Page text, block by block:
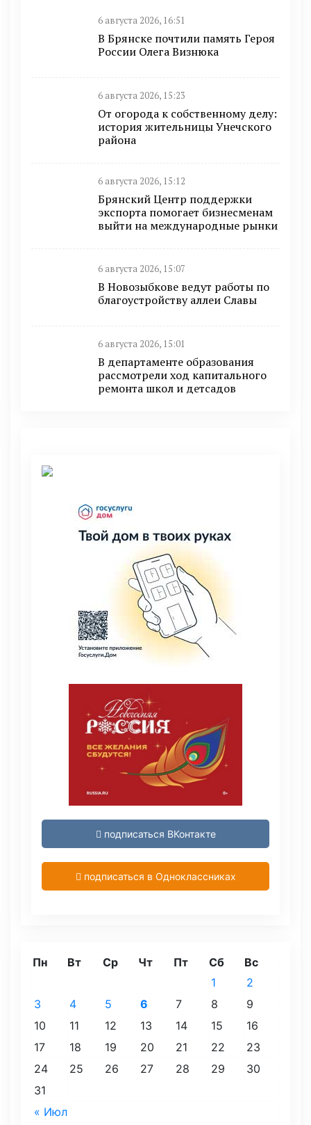
6 августа 2026, 16:51
В Брянске почтили память Героя
России Олега Визнюка
6 августа 2026, 15:23
От огорода к собственному делу:
история жительницы Унечского
района
6 августа 2026, 15:12
Брянский Центр поддержки
экспорта помогает бизнесменам
выйти на международные рынки
6 августа 2026, 15:07
В Новозыбкове ведут работы по
благоустройству аллеи Славы
6 августа 2026, 15:01
В департаменте образования
рассмотрели ход капитального
ремонта школ и детсадов
подписаться ВКонтакте
подписаться в Одноклассниках
Пн Вт Ср Чт Пт Сб Вс
« Июл
1
2
3
4 5 6 7 8
9
10
11 12 13 14 15
16
17
18 19 20 21 22
23
24
25 26 27 28 29
30
31